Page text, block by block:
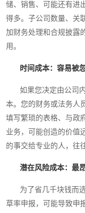
储、销售、可能还有进
得多。子公司数量、关
加财务处理和合规披露
用。
时间成本：容易被
如果您决定由公司内
本。您的财务或法务人
填写繁琐的表格、与政
业务，可能创造的价值
的事交给专业的人，往
潜在风险成本：最
为了省几千块钱而选
草率申报，可能导致申